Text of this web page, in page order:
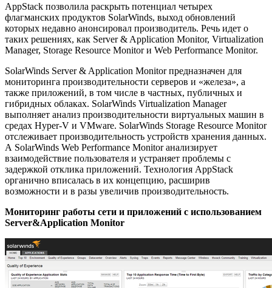
AppStack позволила раскрыть потенциал четырех
флагманских продуктов SolarWinds, выход обновлений
которых недавно анонсировал производитель. Речь идет о
таких решениях, как Server & Application Monitor, Virtualization
Manager, Storage Resource Monitor и Web Performance Monitor.
SolarWinds Server & Application Monitor предназначен для
мониторинга производительности серверов и «железа», а
также приложений, в том числе в частных, публичных и
гибридных облаках. SolarWinds Virtualization Manager
выполняет анализ производительности виртуальных машин в
средах Hyper-V и VMware. SolarWinds Storage Resource Monitor
отслеживает производительность устройств хранения данных.
А SolarWinds Web Performance Monitor анализирует
взаимодействие пользователя и устраняет проблемы с
задержкой отклика приложений. Технология AppStack
органично вписалась в их концепцию, расширив
возможности и в разы увеличив производительность.
Мониторинг работы сети и приложений с использованием
Server&Application Monitor